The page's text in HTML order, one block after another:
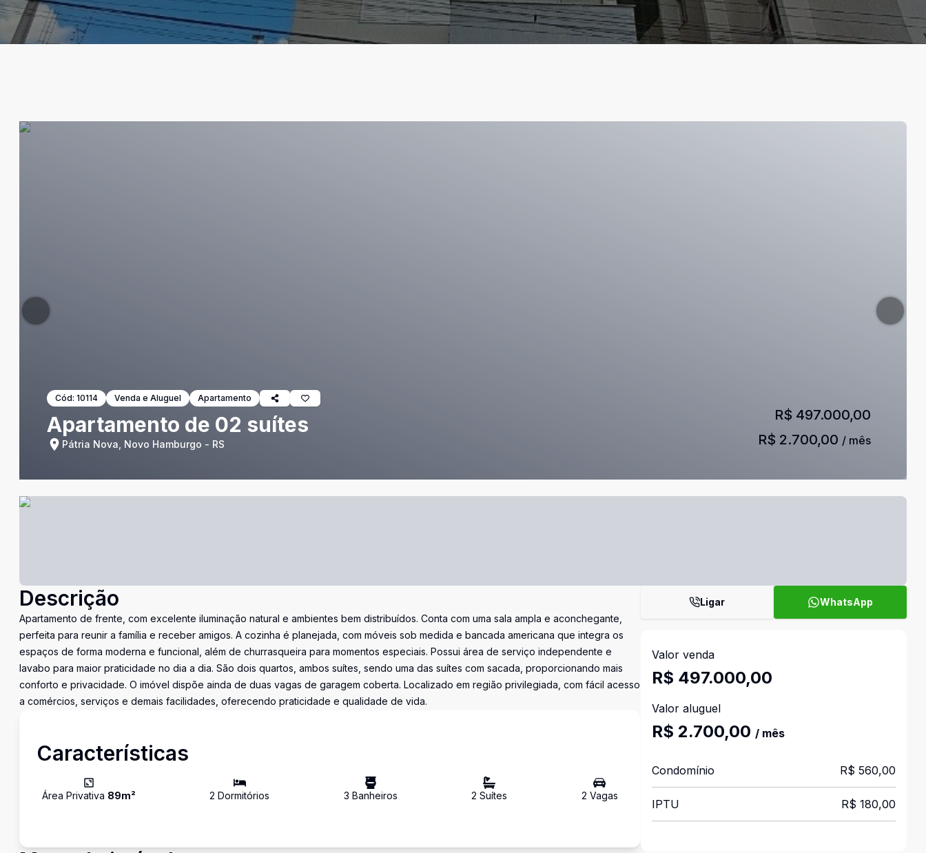
Cód: 10114 Venda e Aluguel Apartamento
Apartamento de 02 suítes
Pátria Nova, Novo Hamburgo - RS
R$ 497.000,00
R$ 2.700,00 / mês
Descrição
Apartamento de frente, com excelente iluminação natural e ambientes bem distribuídos. Conta com uma sala ampla e aconchegante,
perfeita para reunir a família e receber amigos. A cozinha é planejada, com móveis sob medida e bancada americana que integra os
espaços de forma moderna e funcional, além de churrasqueira para momentos especiais. Possui área de serviço independente e
lavabo para maior praticidade no dia a dia. São dois quartos, ambos suítes, sendo uma das suítes com sacada, proporcionando mais
conforto e privacidade. O imóvel dispõe ainda de duas vagas de garagem coberta. Localizado em região privilegiada, com fácil acesso
a comércios, serviços e demais facilidades, oferecendo praticidade e qualidade de vida.
Características
Área Privativa 89m² 2 Dormitórios 3 Banheiros 2 Suítes 2 Vagas
Ligar WhatsApp
Valor venda
R$ 497.000,00
Valor aluguel
R$ 2.700,00 / mês
Condomínio R$ 560,00
IPTU R$ 180,00